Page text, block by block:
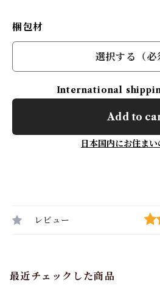
梱包材
選択する（必
International
Add to
日本国内にお住まい
レビュー
最近チェックした商品